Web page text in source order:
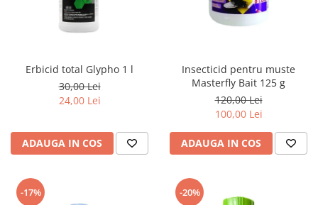
Erbicid total Glypho 1 l
30,00 Lei
24,00 Lei
ADAUGA IN COS
Insecticid pentru muste
Masterfly Bait 125 g
120,00 Lei
100,00 Lei
ADAUGA IN COS
-17% -20%